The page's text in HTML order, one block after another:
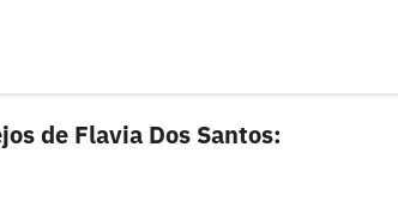
de Flavia Dos Santos: